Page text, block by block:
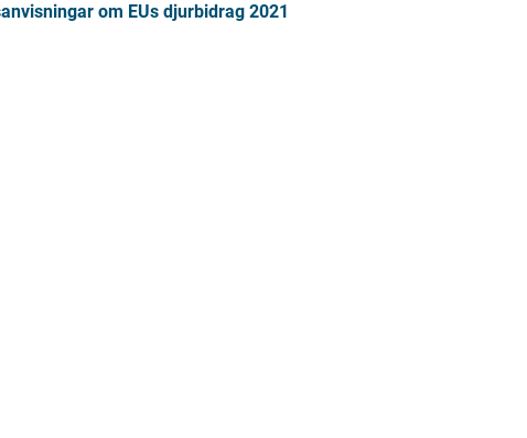
om EUs djurbidrag 2021